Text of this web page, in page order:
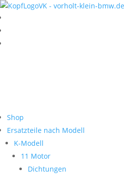
Shop
Ersatzteile nach Modell
K-Modell
11 Motor
Dichtungen